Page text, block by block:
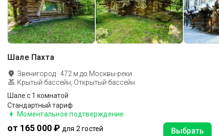
Шале Пахта
Звенигород ·472 м до Москвы-реки
Крытый бассейн, Открытый бассейн
Шале c 1 комнатой
Стандартный тариф
Моментальное подтверждение
от 165 000 ₽ для 2 гостей Выбрать